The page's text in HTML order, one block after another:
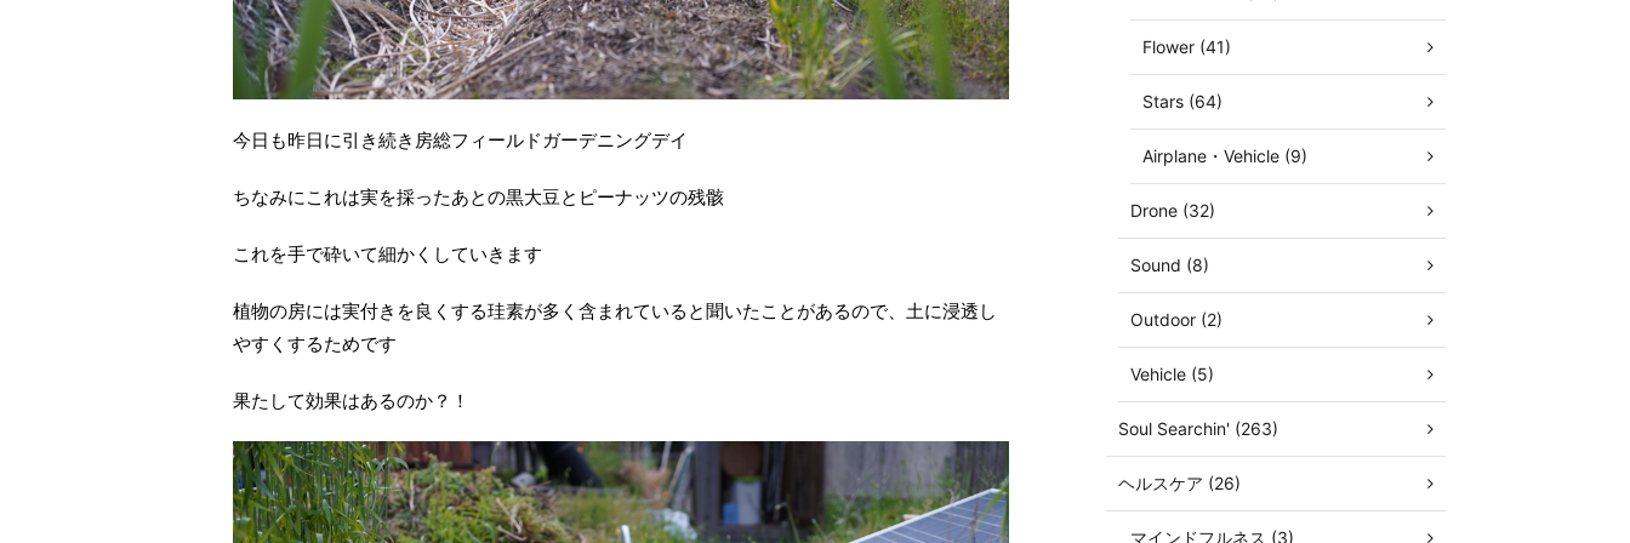
今日も昨日に引き続き房総フィールドガーデニングデイ
ちなみにこれは実を採ったあとの黒大豆とピーナッツの残骸
これを手で砕いて細かくしていきます
植物の房には実付きを良くする珪素が多く含まれていると聞いたことがあるので、土に浸透し
やすくするためです
果たして効果はあるのか？！
Flower (41)
Stars (64)
Airplane・Vehicle (9)
Drone (32)
Sound (8)
Outdoor (2)
Vehicle (5)
Soul Searchin' (263)
ヘルスケア (26)
マインドフルネス (3)